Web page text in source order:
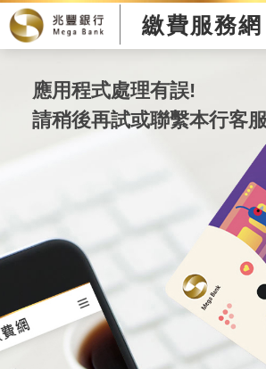
繳費服務網
應用程式處理有誤!
請稍後再試或聯繫本行客